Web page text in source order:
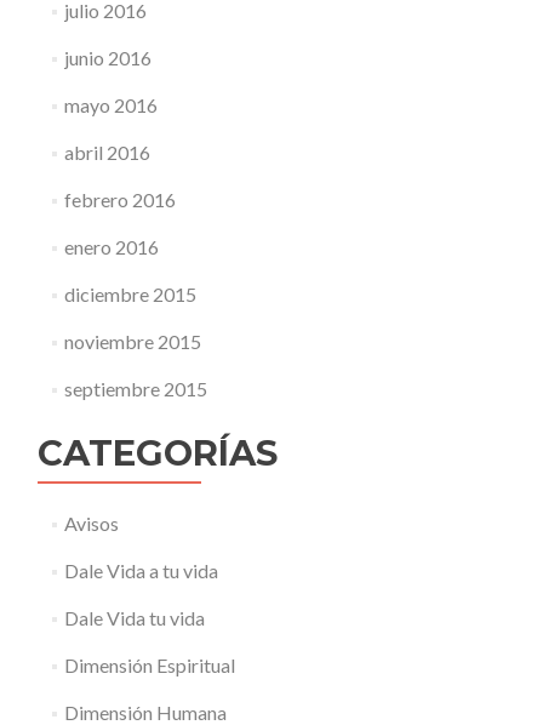
julio 2016
junio 2016
mayo 2016
abril 2016
febrero 2016
enero 2016
diciembre 2015
noviembre 2015
septiembre 2015
CATEGORÍAS
Avisos
Dale Vida a tu vida
Dale Vida tu vida
Dimensión Espiritual
Dimensión Humana